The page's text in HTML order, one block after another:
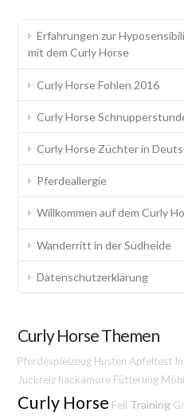
Erfahrungen zur
mit dem Curly Horse
Curly Horse Fohlen 2016
Curly Horse
Curly Horse Züchter in
Pferdeallergie
Willkommen auf dem Curly
Wanderritt in der Südheide
Datenschutzerklärung
Curly Horse Themen
Pferdespielzeug Husten Apfeltest
Juckreiz hackamore Fütterung
Curly Horse Fell Training